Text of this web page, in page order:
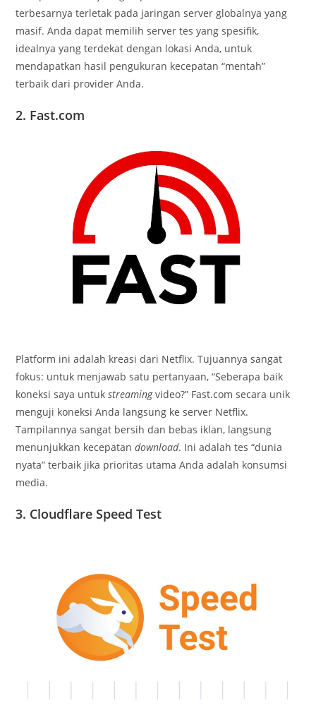
terbesarnya terletak pada jaringan server globalnya yang
masif. Anda dapat memilih server tes yang spesifik,
idealnya yang terdekat dengan lokasi Anda, untuk
mendapatkan hasil pengukuran kecepatan “mentah”
terbaik dari provider Anda.
2. Fast.com
Platform ini adalah kreasi dari Netflix. Tujuannya sangat
fokus: untuk menjawab satu pertanyaan, “Seberapa baik
koneksi saya untukstreamingvideo?” Fast.com secara unik
menguji koneksi Anda langsung ke server Netflix.
Tampilannya sangat bersih dan bebas iklan, langsung
menunjukkan kecepatandownload. Ini adalah tes “dunia
nyata” terbaik jika prioritas utama Anda adalah konsumsi
media.
3. Cloudflare Speed Test